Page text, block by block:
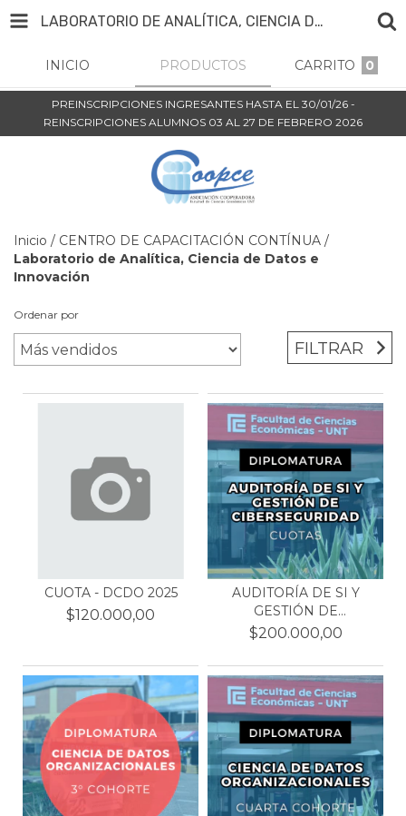
LABORATORIO DE ANALÍTICA, CIENCIA DE DATOS E INNOVACIÓN
INICIO PRODUCTOS CARRITO 0
PREINSCRIPCIONES INGRESANTES HASTA EL 30/01/26 -
REINSCRIPCIONES ALUMNOS 03 AL 27 DE FEBRERO 2026
Inicio / CENTRO DE CAPACITACIÓN CONTÍNUA /
Laboratorio de Analítica, Ciencia de Datos e
Innovación
Ordenar por
FILTRAR
CUOTA - DCDO 2025
$120.000,00
AUDITORÍA DE SI Y
GESTIÓN DE
CIBERSEGURI...
$200.000,00